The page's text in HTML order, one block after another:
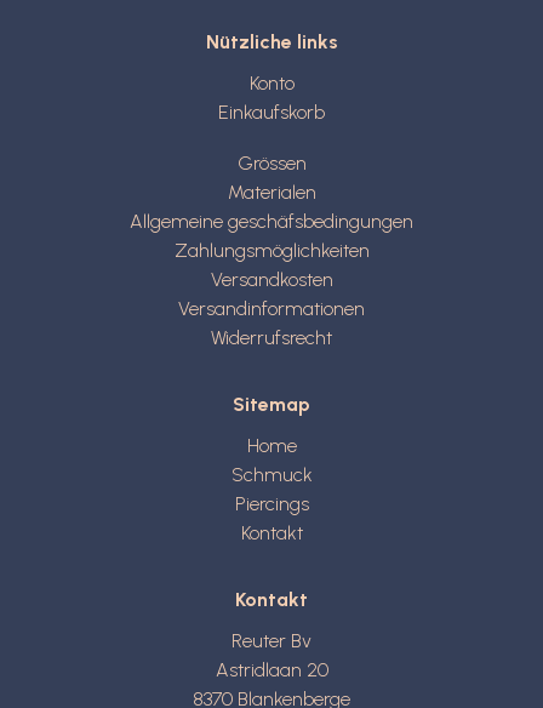
Nützliche links
Konto
Einkaufskorb
Grössen
Materialen
Allgemeine geschäfsbedingungen
Zahlungsmöglichkeiten
Versandkosten
Versandinformationen
Widerrufsrecht
Sitemap
Home
Schmuck
Piercings
Kontakt
Kontakt
Reuter Bv
Astridlaan 20
8370 Blankenberge